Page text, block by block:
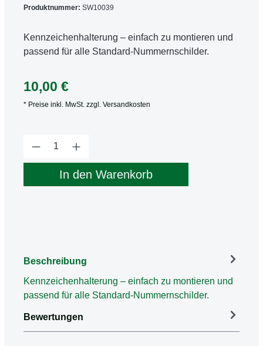
Produktnummer: SW10039
Kennzeichenhalterung – einfach zu montieren und
passend für alle Standard‑Nummernschilder.
10,00 €
* Preise inkl. MwSt. zzgl. Versandkosten
Produkt Anzahl: Gib den gewünschten
In den Warenkorb
Beschreibung
Kennzeichenhalterung – einfach zu montieren und
passend für alle Standard‑Nummernschilder.
Bewertungen